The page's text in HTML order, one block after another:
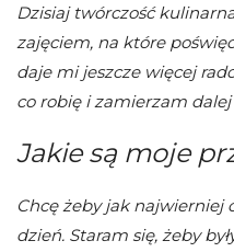
Dzisiaj twórczość
zajęciem, na które
daje mi jeszcze więcej
co robię i zamierzam
Jakie są moje
Chcę żeby jak najwierniej
dzień. Staram się, żeby